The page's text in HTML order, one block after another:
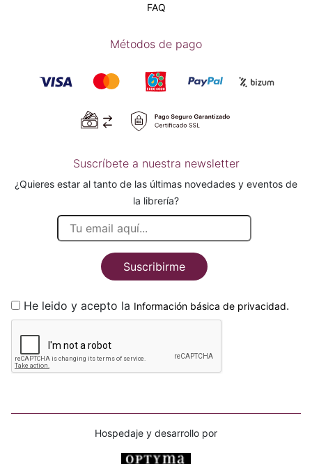
FAQ
Métodos de pago
Suscríbete a nuestra newsletter
¿Quieres estar al tanto de las últimas novedades y eventos de
la librería?
Suscribirme
He leido y acepto la Información básica de privacidad.
Hospedaje y desarrollo por